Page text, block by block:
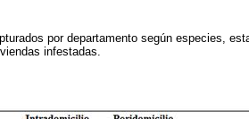
por departamento según especies,
infestadas.